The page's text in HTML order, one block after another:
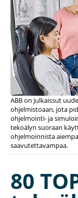
ABB on julkaissut
ohjelmistoaan, jota
ohjelmointi- ja
tekoälyn suoraan
ohjelmoinnista
saavutettavampaa.
80